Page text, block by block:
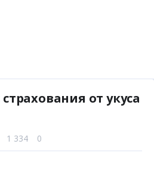
от укуса
1 334 0